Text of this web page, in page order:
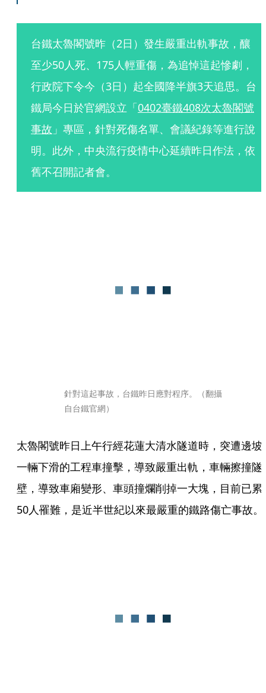
台鐵太魯閣號昨（2日）發生嚴重出軌事故，釀
至少50人死、175人輕重傷，為追悼這起慘劇，
行政院下令今（3日）起全國降半旗3天追思。台
鐵局今日於官網設立「0402臺鐵408次太魯閣號
事故 」專區，針對死傷名單、會議紀錄等進行說
明。此外，中央流行疫情中心延續昨日作法，依
舊不召開記者會。
針對這起事故，台鐵昨日應對程序。（翻攝
自台鐵官網）
太魯閣號昨日上午行經花蓮大清水隧道時，突遭邊坡
一輛下滑的工程車撞擊，導致嚴重出軌，車輛擦撞隧
壁，導致車廂變形、車頭撞爛削掉一大塊，目前已累
50人罹難，是近半世紀以來最嚴重的鐵路傷亡事故。